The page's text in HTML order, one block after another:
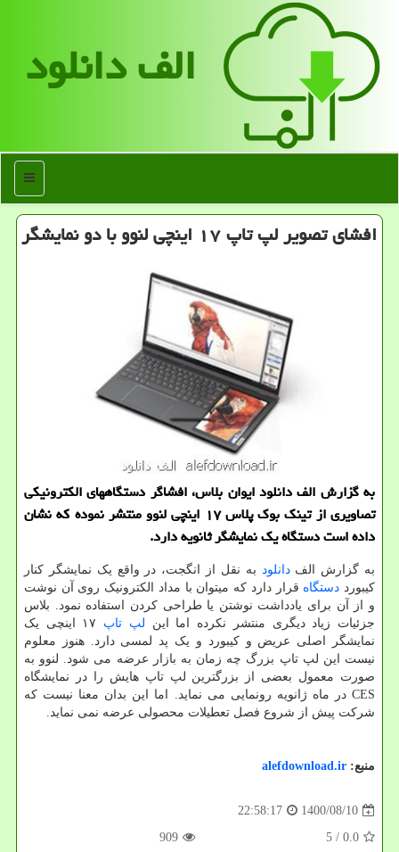
الف دانلود
منو
افشای تصویر لپ تاپ ۱۷ اینچی لنوو با دو نمایشگر
به گزارش الف دانلود ایوان بلاس، افشاگر دستگاههای الکترونیکی
تصاویری از تینک بوک پلاس ۱۷ اینچی لنوو منتشر نموده که نشان
داده است دستگاه یک نمایشگر ثانویه دارد.
به گزارش الفدانلود به نقل از انگجت، در واقع یک نمایشگر کنار
کیبورد دستگاه قرار دارد که میتوان با مداد الکترونیک روی آن نوشت
و از آن برای یادداشت نوشتن یا طراحی کردن استفاده نمود. بلاس
جزئیات زیاد دیگری منتشر نکرده اما این لپ تاپ
۱۷ اینچی یک
نمایشگر اصلی عریض و کیبورد و یک پد لمسی دارد. هنوز معلوم
نیست این لپ تاپ بزرگ چه زمان به بازار عرضه می شود. لنوو به
صورت معمول بعضی از بزرگترین لپ تاپ هایش را در نمایشگاه
CES در ماه ژانویه رونمایی می نماید. اما این بدان معنا نیست که
شرکت پیش از شروع فصل تعطیلات محصولی عرضه نمی نماید.
منبع: alefdownload.ir
1400/08/10
22:58:17
0.0
/ 5
909